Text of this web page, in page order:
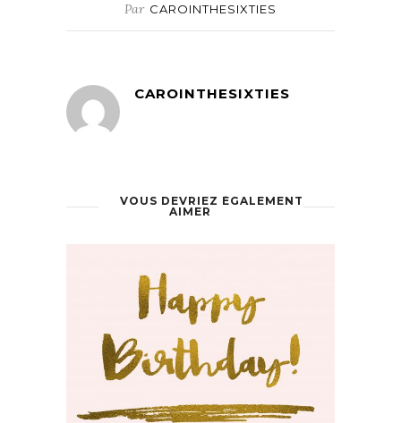
Par CAROINTHESIXTIES
CAROINTHESIXTIES
VOUS DEVRIEZ ÉGALEMENT
AIMER